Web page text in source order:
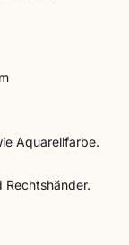
Aquarellfarbe.